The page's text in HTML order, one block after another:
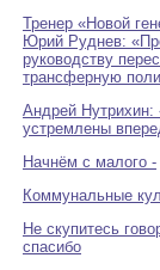
Тренер «Новой
Юрий Руднев:
руководству
трансферную
Андрей
устремлены
Начнём с малого -
Коммунальные
Не скупитесь
спасибо